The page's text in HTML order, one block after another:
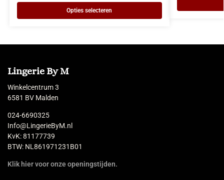
Opties selecteren
Lingerie By M
Winkelcentrum 3
6581 BV Malden
024-6690325
Info@LingerieByM.nl
KvK: 81177739
BTW: NL861971231B01
Klik hier voor onze openingstijden.